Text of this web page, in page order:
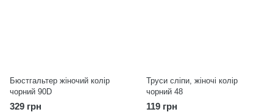
Бюстгальтер жіночий колір
чорний 90D
329 грн
Труси сліпи, жіночі колір
чорний 48
119 грн